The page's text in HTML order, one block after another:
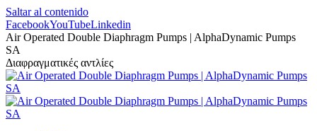
Saltar al contenido
FacebookYouTubeLinkedin
Air Operated Double Diaphragm Pumps | AlphaDynamic Pumps
SA
Διαφραγματικές αντλίες